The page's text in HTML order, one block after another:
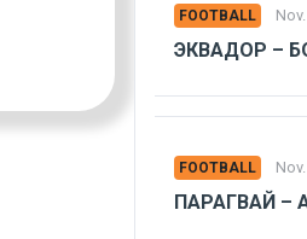
FOOTBALL
ЭКВАДОР –
FOOTBALL
ПАРАГВАЙ –